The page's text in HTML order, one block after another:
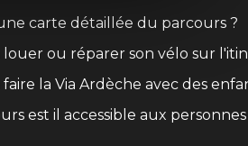
carte détaillée du parcours ?
ou réparer son vélo sur
la Via Ardèche avec des
est il accessible aux